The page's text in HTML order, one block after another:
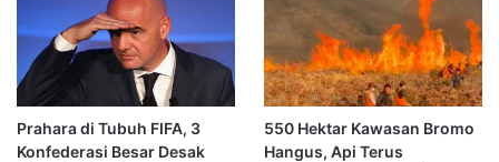
Prahara di Tubuh FIFA, 3
Konfederasi Besar Desak
550 Hektar Kawasan Bromo
Hangus, Api Terus